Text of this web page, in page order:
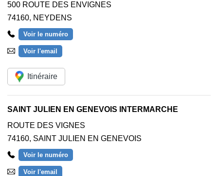
500 ROUTE DES ENVIGNES
74160, NEYDENS
Voir le numéro
Voir l'email
Itinéraire
SAINT JULIEN EN GENEVOIS INTERMARCHE
ROUTE DES VIGNES
74160, SAINT JULIEN EN GENEVOIS
Voir le numéro
Voir l'email